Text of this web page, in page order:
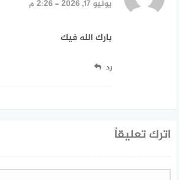
يونيو 17, 2026 - 2:26 م
بارك الله فيك
رد
اترك تعليقاً